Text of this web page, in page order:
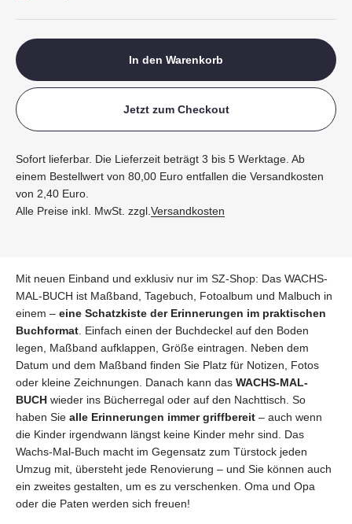
In den Warenkorb
Jetzt zum Checkout
Sofort lieferbar. Die Lieferzeit beträgt 3 bis 5 Werktage. Ab
einem Bestellwert von 80,00 Euro entfallen die Versandkosten
von 2,40 Euro.
Alle Preise inkl. MwSt. zzgl.Versandkosten
Mit neuen Einband und exklusiv nur im SZ-Shop: Das WACHS-
MAL-BUCH ist Maßband, Tagebuch, Fotoalbum und Malbuch in
einem – eine Schatzkiste der Erinnerungen im praktischen
Buchformat. Einfach einen der Buchdeckel auf den Boden
legen, Maßband aufklappen, Größe eintragen. Neben dem
Datum und dem Maßband finden Sie Platz für Notizen, Fotos
oder kleine Zeichnungen. Danach kann das WACHS-MAL-
BUCH wieder ins Bücherregal oder auf den Nachttisch. So
haben Sie alle Erinnerungen immer griffbereit – auch wenn
die Kinder irgendwann längst keine Kinder mehr sind. Das
Wachs-Mal-Buch macht im Gegensatz zum Türstock jeden
Umzug mit, übersteht jede Renovierung – und Sie können auch
ein zweites gestalten, um es zu verschenken. Oma und Opa
oder die Paten werden sich freuen!